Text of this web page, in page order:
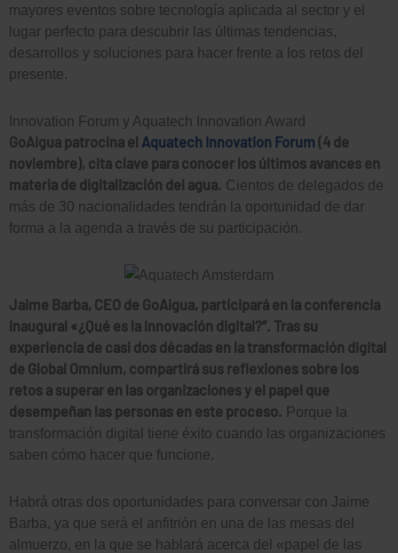
mayores eventos sobre tecnología aplicada al sector y el
lugar perfecto para descubrir las últimas tendencias,
desarrollos y soluciones para hacer frente a los retos del
presente.
Innovation Forum y Aquatech Innovation Award
GoAigua patrocina el Aquatech Innovation Forum (4 de
noviembre), cita clave para conocer los últimos avances en
materia de digitalización del agua. Cientos de delegados de
más de 30 nacionalidades tendrán la oportunidad de dar
forma a la agenda a través de su participación.
Jaime Barba, CEO de GoAigua, participará en la conferencia
inaugural «¿Qué es la innovación digital?”. Tras su
experiencia de casi dos décadas en la transformación digital
de Global Omnium, compartirá sus reflexiones sobre los
retos a superar en las organizaciones y el papel que
desempeñan las personas en este proceso. Porque la
transformación digital tiene éxito cuando las organizaciones
saben cómo hacer que funcione.
Habrá otras dos oportunidades para conversar con Jaime
Barba, ya que será el anfitrión en una de las mesas del
almuerzo, en la que se hablará acerca del «papel de las